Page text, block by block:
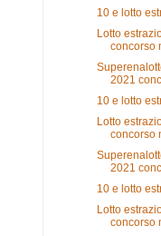
10 e lotto
Lotto
concorso
2021
10 e lotto
Lotto
concorso
2021
10 e lotto
Lotto
concorso